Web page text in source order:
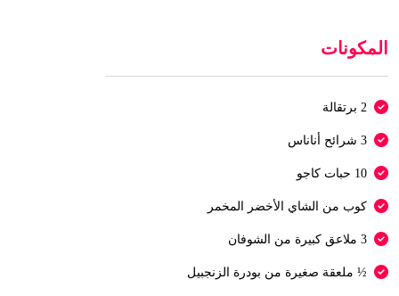
المكونات
2 برتقالة
3 شرائح أناناس
10 حبات كاجو
كوب من الشاي الأخضر المخمر
3 ملاعق كبيرة من الشوفان
½ ملعقة صغيرة من بودرة الزنجبيل